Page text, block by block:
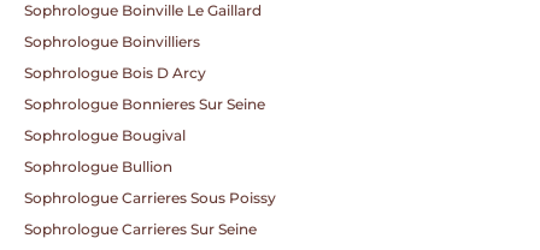
Sophrologue Boinville Le Gaillard
Sophrologue Boinvilliers
Sophrologue Bois D Arcy
Sophrologue Bonnieres Sur Seine
Sophrologue Bougival
Sophrologue Bullion
Sophrologue Carrieres Sous Poissy
Sophrologue Carrieres Sur Seine